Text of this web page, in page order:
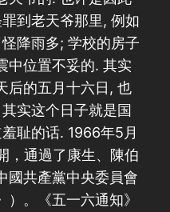
到老天爷那里, 例如
降雨多; 学校的房子
中位置不妥的. 其实
后的五月十六日, 也
实这个日子就是国
耻的话. 1966年5月
，通過了康生、陳伯
國共產黨中央委員會
。《五一六通知》